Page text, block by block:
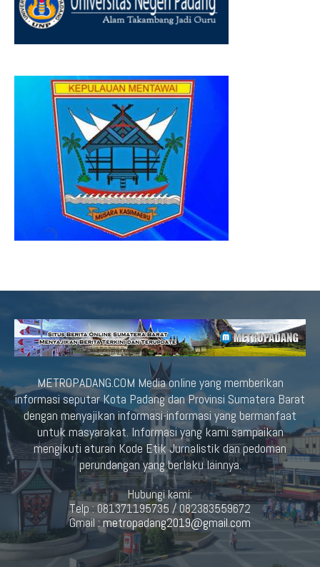
METROPADANG.COM Media online yang memberikan
informasi seputar Kota Padang dan Provinsi Sumatera Barat
dengan menyajikan informasi-informasi yang bermanfaat
untuk masyarakat. Informasi yang kami sampaikan
mengikuti aturan Kode Etik Jurnalistik dan pedoman
perundangan yang berlaku lainnya.
Hubungi kami:
Telp : 081371195735 / 082383559672
Gmail :metropadang2019@gmail.com